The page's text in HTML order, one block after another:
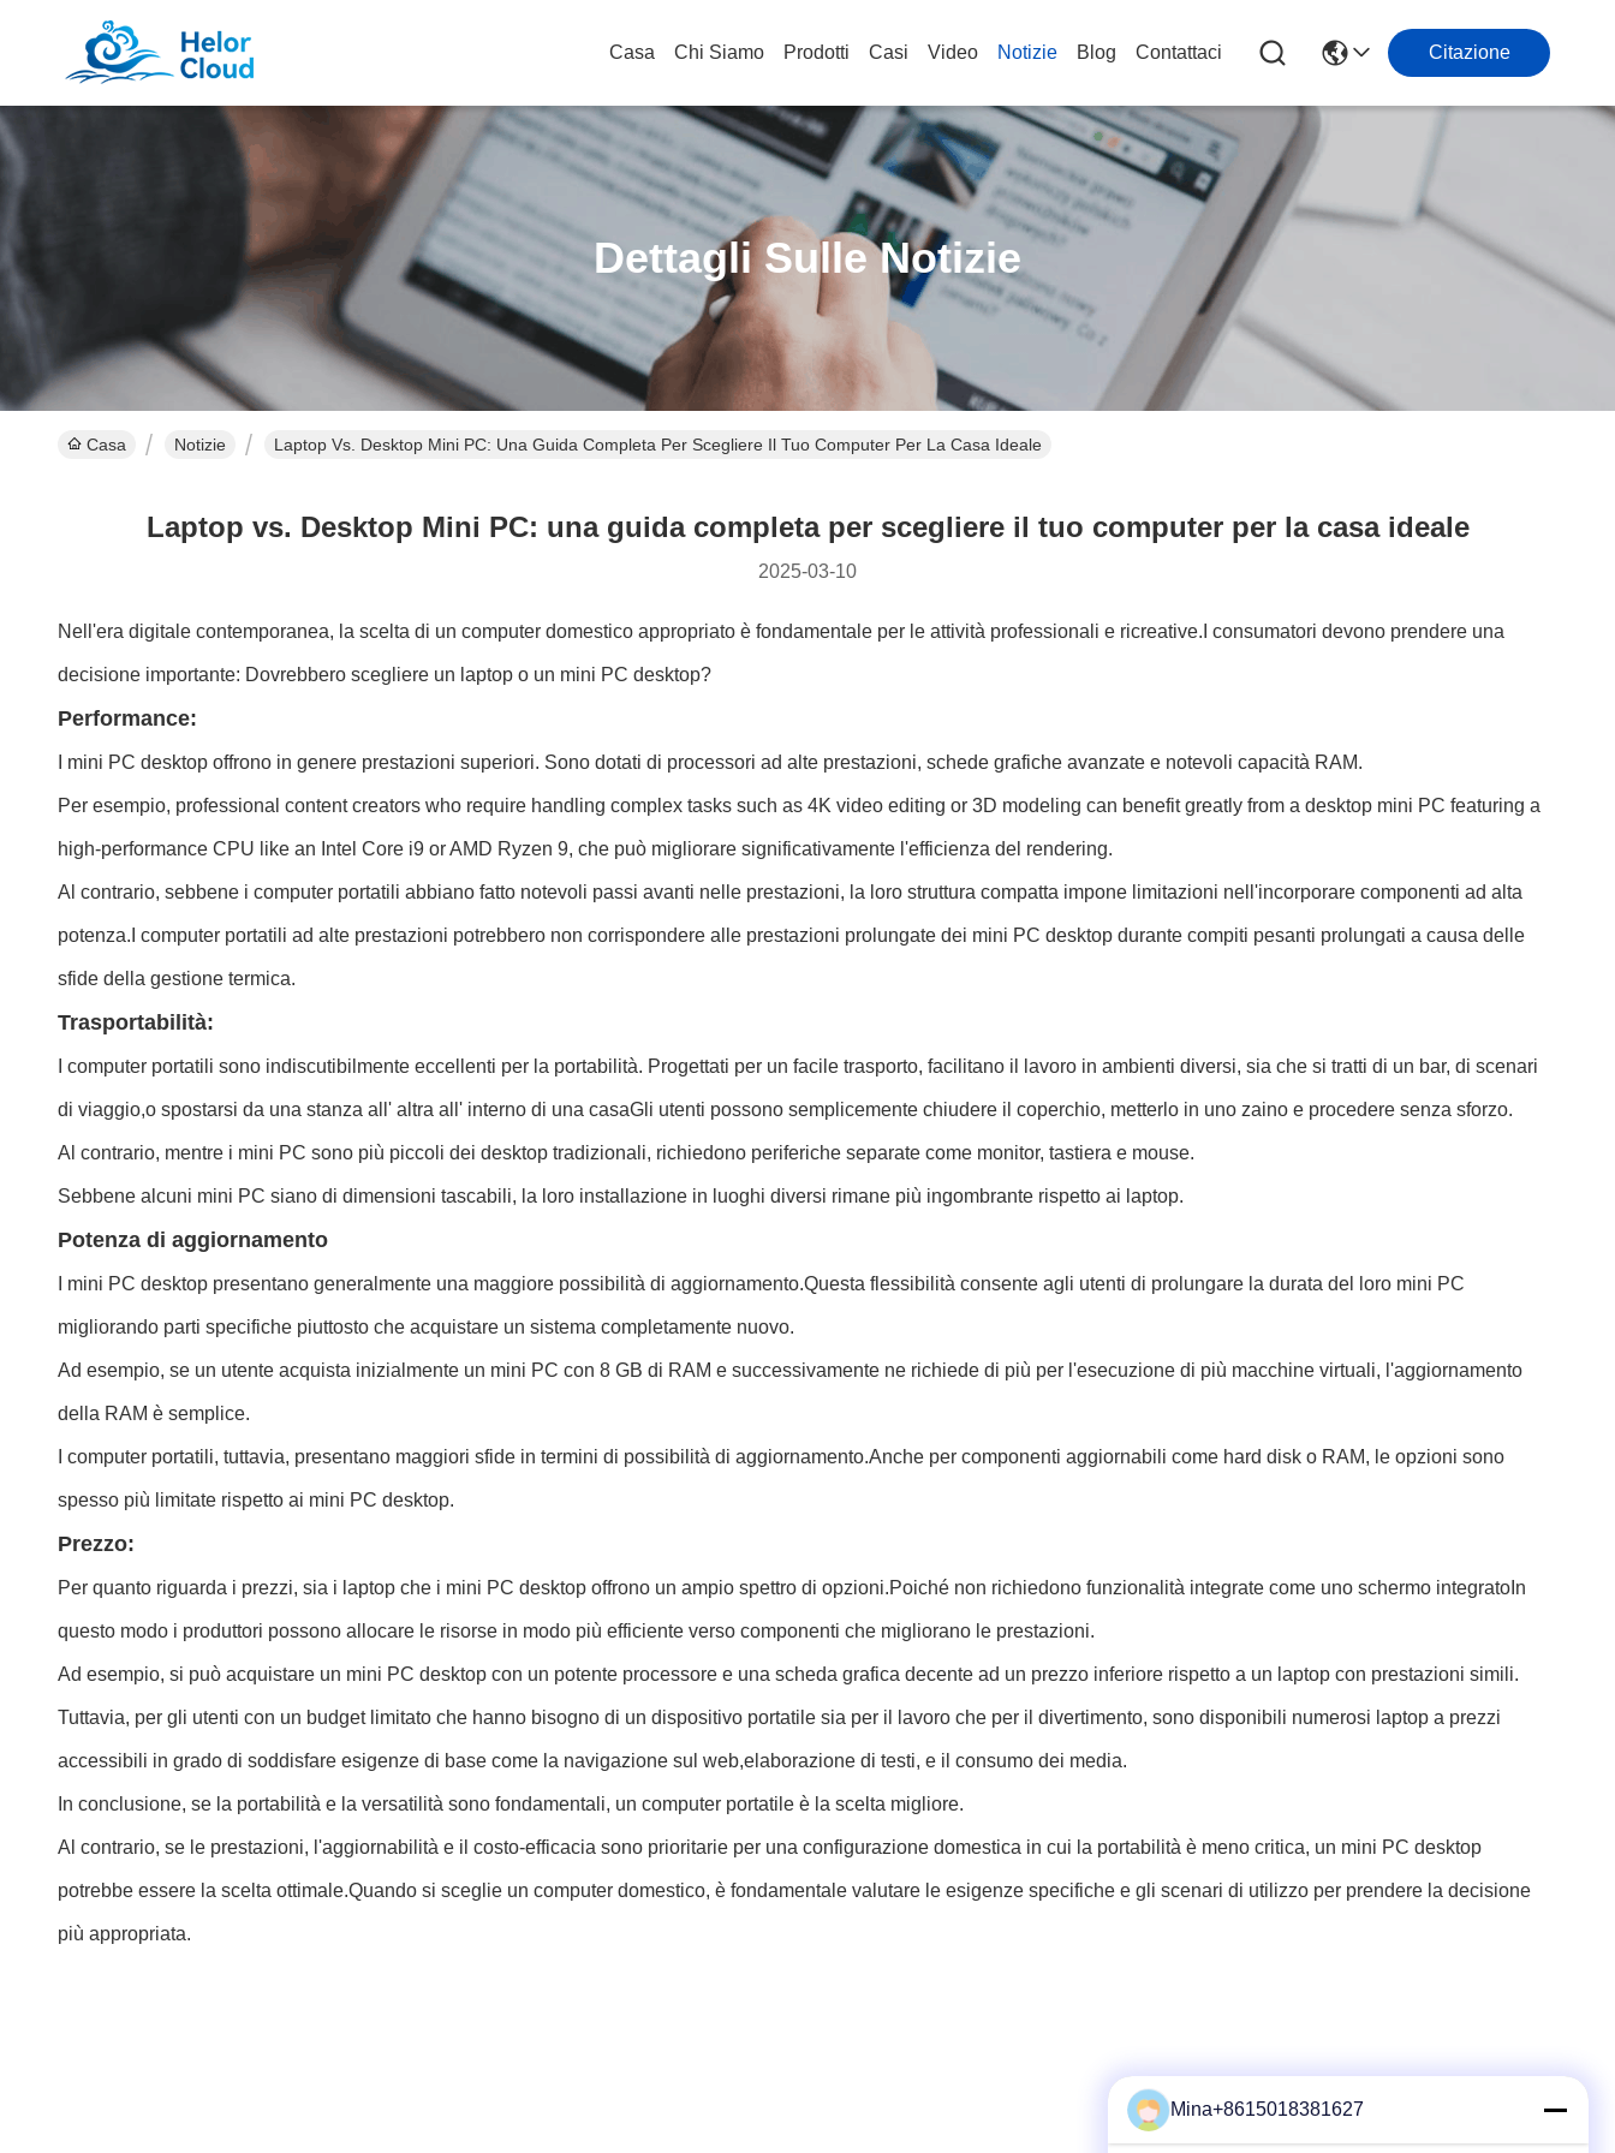
Casa Chi Siamo Prodotti Casi Video Notizie Blog Contattaci Citazione
Dettagli Sulle Notizie
Casa Notizie Laptop Vs. Desktop Mini PC: Una Guida Completa Per Scegliere Il Tuo Computer Per La Casa Ideale
Laptop vs. Desktop Mini PC: una guida completa per scegliere il tuo computer per la casa ideale
2025-03-10
Nell'era digitale contemporanea, la scelta di un computer domestico appropriato è fondamentale per le attività professionali e ricreative.I consumatori devono prendere una
decisione importante: Dovrebbero scegliere un laptop o un mini PC desktop?
Performance:
I mini PC desktop offrono in genere prestazioni superiori. Sono dotati di processori ad alte prestazioni, schede grafiche avanzate e notevoli capacità RAM.
Per esempio, professional content creators who require handling complex tasks such as 4K video editing or 3D modeling can benefit greatly from a desktop mini PC featuring a
high-performance CPU like an Intel Core i9 or AMD Ryzen 9, che può migliorare significativamente l'efficienza del rendering.
Al contrario, sebbene i computer portatili abbiano fatto notevoli passi avanti nelle prestazioni, la loro struttura compatta impone limitazioni nell'incorporare componenti ad alta
potenza.I computer portatili ad alte prestazioni potrebbero non corrispondere alle prestazioni prolungate dei mini PC desktop durante compiti pesanti prolungati a causa delle
sfide della gestione termica.
Trasportabilità:
I computer portatili sono indiscutibilmente eccellenti per la portabilità. Progettati per un facile trasporto, facilitano il lavoro in ambienti diversi, sia che si tratti di un bar, di scenari
di viaggio,o spostarsi da una stanza all' altra all' interno di una casaGli utenti possono semplicemente chiudere il coperchio, metterlo in uno zaino e procedere senza sforzo.
Al contrario, mentre i mini PC sono più piccoli dei desktop tradizionali, richiedono periferiche separate come monitor, tastiera e mouse.
Sebbene alcuni mini PC siano di dimensioni tascabili, la loro installazione in luoghi diversi rimane più ingombrante rispetto ai laptop.
Potenza di aggiornamento
I mini PC desktop presentano generalmente una maggiore possibilità di aggiornamento.Questa flessibilità consente agli utenti di prolungare la durata del loro mini PC
migliorando parti specifiche piuttosto che acquistare un sistema completamente nuovo.
Ad esempio, se un utente acquista inizialmente un mini PC con 8 GB di RAM e successivamente ne richiede di più per l'esecuzione di più macchine virtuali, l'aggiornamento
della RAM è semplice.
I computer portatili, tuttavia, presentano maggiori sfide in termini di possibilità di aggiornamento.Anche per componenti aggiornabili come hard disk o RAM, le opzioni sono
spesso più limitate rispetto ai mini PC desktop.
Prezzo:
Per quanto riguarda i prezzi, sia i laptop che i mini PC desktop offrono un ampio spettro di opzioni.Poiché non richiedono funzionalità integrate come uno schermo integratoIn
questo modo i produttori possono allocare le risorse in modo più efficiente verso componenti che migliorano le prestazioni.
Ad esempio, si può acquistare un mini PC desktop con un potente processore e una scheda grafica decente ad un prezzo inferiore rispetto a un laptop con prestazioni simili.
Tuttavia, per gli utenti con un budget limitato che hanno bisogno di un dispositivo portatile sia per il lavoro che per il divertimento, sono disponibili numerosi laptop a prezzi
accessibili in grado di soddisfare esigenze di base come la navigazione sul web,elaborazione di testi, e il consumo dei media.
In conclusione, se la portabilità e la versatilità sono fondamentali, un computer portatile è la scelta migliore.
Al contrario, se le prestazioni, l'aggiornabilità e il costo-efficacia sono prioritarie per una configurazione domestica in cui la portabilità è meno critica, un mini PC desktop
potrebbe essere la scelta ottimale.Quando si sceglie un computer domestico, è fondamentale valutare le esigenze specifiche e gli scenari di utilizzo per prendere la decisione
più appropriata.
Mina+8615018381627